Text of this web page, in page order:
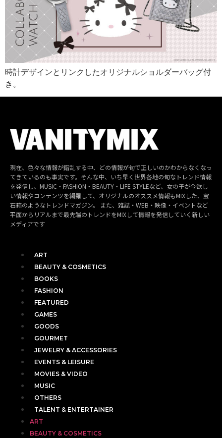
時計デザインとリンクしたオリジナルショルダーバッグ付
き。
現在、色々な情報が錯乱する中、どの情報が旬で正しいのかわからなくなっ
てきているのも事実です。そんな中、いち早く世界各地の旬なトレンド情報
を発信し、MUSIC・FASHION・BEAUTY・LIFE STYLEなど、女の子が今欲し
い情報やコンテンツを網羅して、オリジナルのオススメ情報もMIXした、宝
石箱のようなトレンドマガジン。 また、雑誌・WEB・映像・イベントなど
平面からリアルまで最先端のトレンドをMIXして情報を発信していく新しい
メディアです
ART
BEAUTY & COSMETICS
BOOKS
FASHION
FEATURED
GAMES
GOODS
GOURMET
JEWELRY & ACCESSORIES
EVENTS & LEISURE
MOVIES & VIDEO
MUSIC
OTHERS
TALENT & ENTERTAINER
ART
BEAUTY & COSMETICS